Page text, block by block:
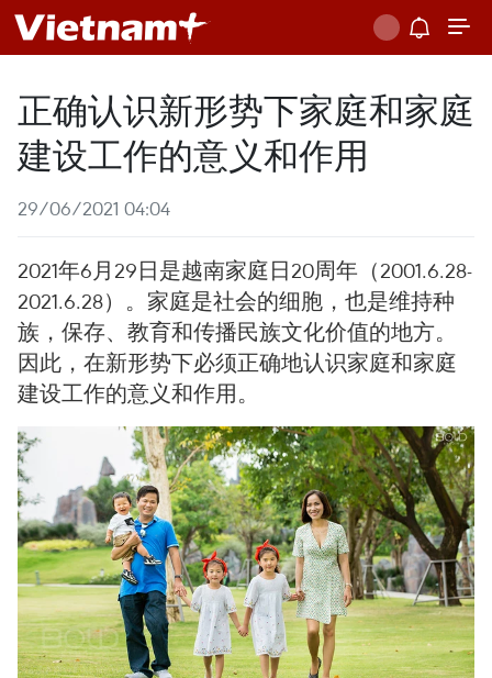
正确认识新形势下家庭和家庭
建设工作的意义和作用
29/06/2021 04:04
2021年6月29日是越南家庭日20周年（2001.6.28-
2021.6.28）。家庭是社会的细胞，也是维持种
族，保存、教育和传播民族文化价值的地方。
因此，在新形势下必须正确地认识家庭和家庭
建设工作的意义和作用。